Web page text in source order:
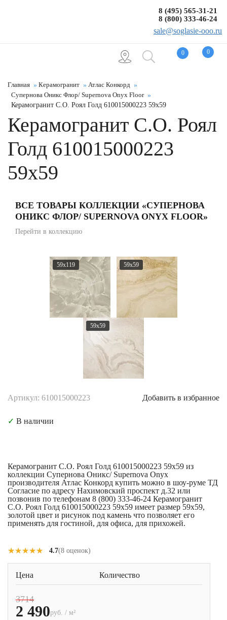
0 0
8 (495) 565-31-21
8 (800) 333-46-24
sale@soglasie-ooo.ru
Главная Керамогранит
Атлас Конкорд
Супернова Оникс Флор/ Supernova Onyx Floor
Керамогранит С.О. Роял Голд 610015000223 59x59
Керамогранит С.О. Роял
Голд 610015000223
59x59
ВСЕ ТОВАРЫ КОЛЛЕКЦИИ «СУПЕРНОВА
ОНИКС ФЛОР/ SUPERNOVA ONYX FLOOR»
Перейти в коллекцию
59x119 59x59
59x59
Артикул: 610015000223 Добавить в избранное
✓ В наличии
Керамогранит С.О. Роял Голд 610015000223 59x59 из
коллекции Супернова Оникс/ Supernova Onyx
производителя Атлас Конкорд купить можно в шоу-руме ТД
Согласие по адресу Нахимовский проспект д.32 или
позвонив по телефонам 8 (800) 333-46-24 Керамогранит
С.О. Роял Голд 610015000223 59x59 имеет размер 59x59,
золотой цвет и рисунок под камень что позволяет его
применять для гостиной, для офиса, для прихожей.
★★★★★
★★★★★ 4.7(8 оценок)
Цена Количество
3714
2 490руб. / м²